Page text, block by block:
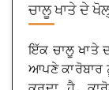
ਚਾਲੂ ਖਾਤੇ ਦੇ
ਇੱਕ ਚਾਲੂ ਖਾਤੇ
ਆਪਣੇ ਕਾਰੋਬਾਰ